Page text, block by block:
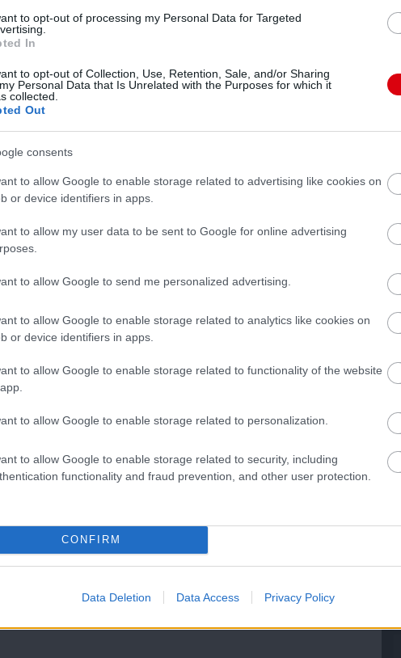
to opt-out of processing my Personal Data for Targeted
In
to opt-out of Collection, Use, Retention, Sale, and/or Sharing
Personal Data that Is Unrelated with the Purposes for which it
collected.
Out
consents
to allow Google to enable storage related to advertising like cookies on
or device identifiers in apps.
to allow my user data to be sent to Google for online advertising
to allow Google to send me personalized advertising.
to allow Google to enable storage related to analytics like cookies on
or device identifiers in apps.
to allow Google to enable storage related to functionality of the website
to allow Google to enable storage related to personalization.
to allow Google to enable storage related to security, including
functionality and fraud prevention, and other user protection.
CONFIRM
Data Deletion Data Access Privacy Policy